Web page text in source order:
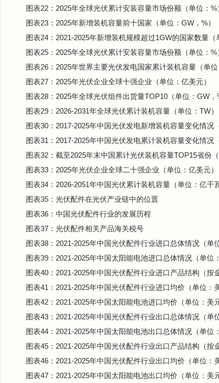
图表22：2025年全球光伏累计安装容量市场份额（单位：%
图表23：2025年新增装机容量前十国家（单位：GW，%）
图表24：2021-2025年新增装机规模超过1GW的国家数量（
图表25：2025年全球光伏累计安装容量市场份额（单位：%
图表26：2025年世界主要光伏发电国家累计装机容量（单
图表27：2025年光伏企业全球十强企业（单位：亿美元）
图表28：2025年全球光伏组件出货量TOP10（单位：GW，
图表29：2026-2031年全球光伏累计装机容量（单位：TW）
图表30：2017-2025年中国光伏发电新增装机容量变化情况
图表31：2017-2025年中国光伏发电累计装机容量变化情况
图表32：截至2025年末中国累计光伏装机容量TOP15省份
图表33：2025年光伏企业全球二十强企业（单位：亿美元）
图表34：2026-2051年中国光伏累计装机容量（单位：亿千
图表35：光伏配件在光伏产业链中的位置
图表36：中国光伏配件行业的发展历程
图表37：光伏配件相关产品海关税号
图表38：2021-2025年中国光伏配件行业进口总体情况（单
图表39：2021-2025年中国太阳能电池进口总体情况（单位
图表40：2021-2025年中国光伏配件行业进口产品结构（按
图表41：2021-2025年中国光伏配件行业进口均价（单位：
图表42：2021-2025年中国太阳能电池进口均价（单位：美
图表43：2021-2025年中国光伏配件行业出口总体情况（单
图表44：2021-2025年中国太阳能电池出口总体情况（单位
图表45：2021-2025年中国光伏配件行业出口产品结构（按
图表46：2021-2025年中国光伏配件行业出口均价（单位：
图表47：2021-2025年中国太阳能电池出口均价（单位：美